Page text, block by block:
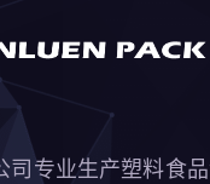
司专业生产塑料食